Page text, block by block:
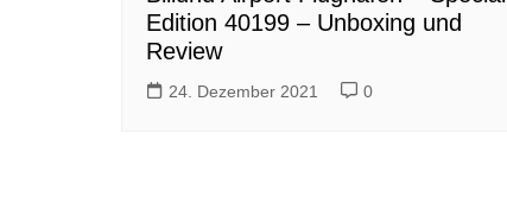
Edition 40199 – Unboxing und
Review
24. Dezember 2021 0